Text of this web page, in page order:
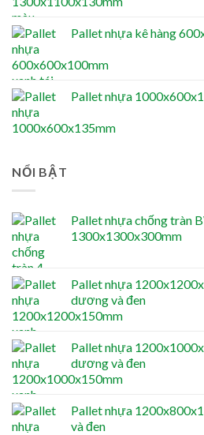
Pallet nhựa kê hàng
Pallet nhựa
NỔI BẬT
Pallet nhựa chống tràn
1300x1300x300mm
Pallet nhựa
dương và đen
Pallet nhựa
dương và đen
Pallet nhựa
và đen